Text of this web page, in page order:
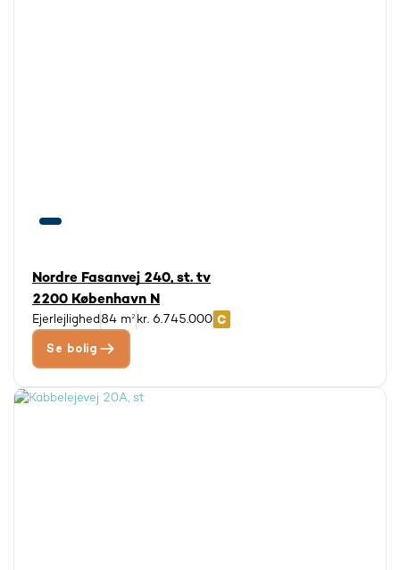
Nordre Fasanvej 240, st. tv
2200 København N
Ejerlejlighed 84 m² kr. 6.745.000
Se bolig